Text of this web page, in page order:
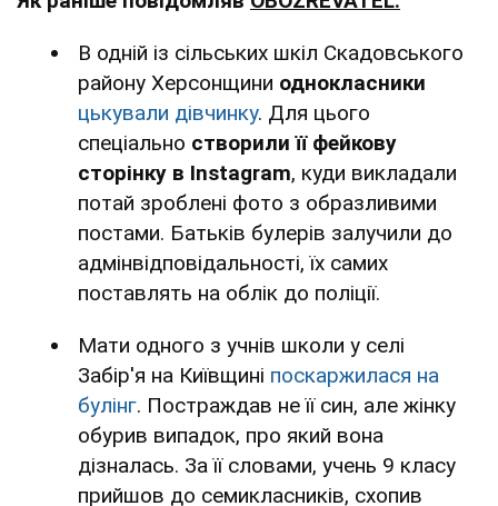
В одній із сільських шкіл Скадовського
району Херсонщини однокласники
цькували дівчинку. Для цього
спеціально створили її фейкову
сторінку в Instagram, куди викладали
потай зроблені фото з образливими
постами. Батьків булерів залучили до
адмінвідповідальності, їх самих
поставлять на облік до поліції.
Мати одного з учнів школи у селі
Забір'я на Київщині поскаржилася на
булінг. Постраждав не її син, але жінку
обурив випадок, про який вона
дізналась. За її словами, учень 9 класу
прийшов до семикласників, схопив